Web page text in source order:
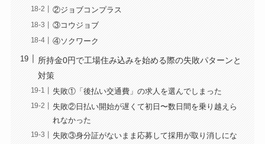
②ジョブコンプラス
③コウジョブ
④ソクワーク
所持金0円で工場住み込みを始める際の失敗パターンと
対策
失敗①「後払い交通費」の求人を選んでしまった
失敗②日払い開始が遅くて初日〜数日間を乗り越えら
れなかった
失敗③身分証がないまま応募して採用が取り消しにな